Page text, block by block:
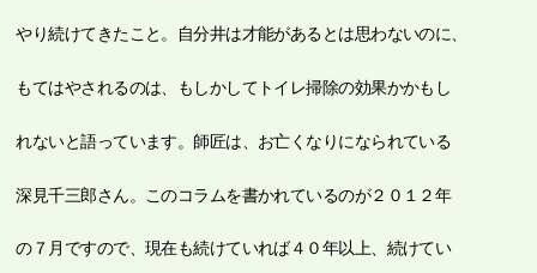
やり続けてきたこと。自分井は才能があるとは思わないのに、
もてはやされるのは、もしかしてトイレ掃除の効果かかもし
れないと語っています。師匠は、お亡くなりになられている
深見千三郎さん。このコラムを書かれているのが２０１２年
の７月ですので、現在も続けていれば４０年以上、続けてい